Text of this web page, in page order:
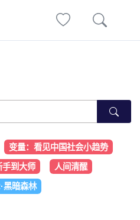
变量：看见中国社会小趋势
手到大师 人间清醒
黑暗森林